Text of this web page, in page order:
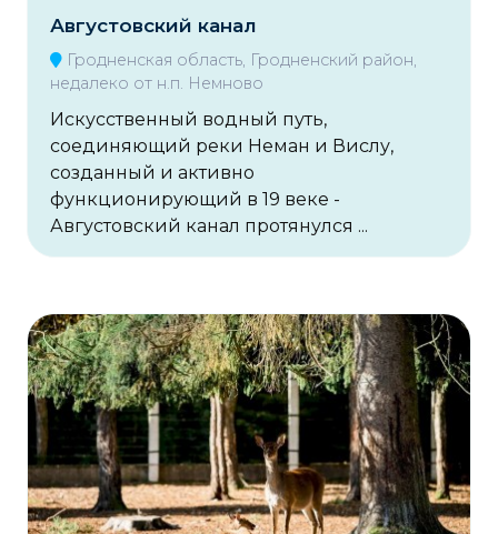
Августовский канал
Гродненская область, Гродненский район,
недалеко от н.п. Немново
Искусственный водный путь,
соединяющий реки Неман и Вислу,
созданный и активно
функционирующий в 19 веке -
Августовский канал протянулся ...